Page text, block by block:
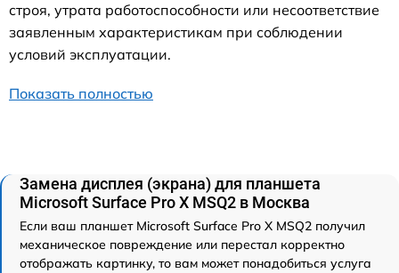
строя, утрата работоспособности или несоответствие
заявленным характеристикам при соблюдении
условий эксплуатации.
Показать полностью
Замена дисплея (экрана) для планшета
Microsoft Surface Pro X MSQ2 в Москва
Если ваш планшет Microsoft Surface Pro X MSQ2 получил
механическое повреждение или перестал корректно
отображать картинку, то вам может понадобиться услуга